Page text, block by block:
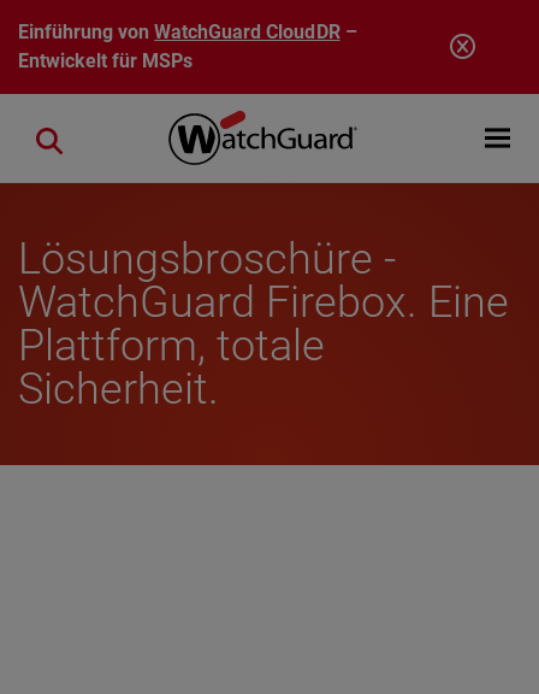
Direkt zum Inhalt
Einführung vonWatchGuard CloudDR–
Entwickelt für MSPs
Open
Close search
Lösungsbroschüre -
WatchGuard Firebox. Eine
Plattform, totale
Sicherheit.